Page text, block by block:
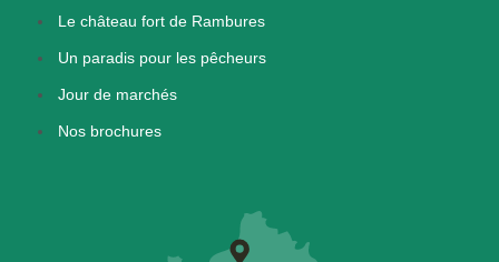
Le château fort de Rambures
Un paradis pour les pêcheurs
Jour de marchés
Nos brochures